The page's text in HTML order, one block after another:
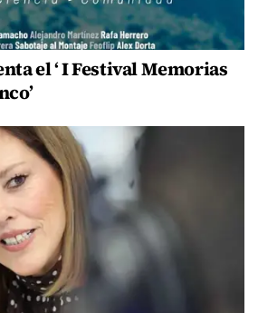
el ‘ I Festival Memorias